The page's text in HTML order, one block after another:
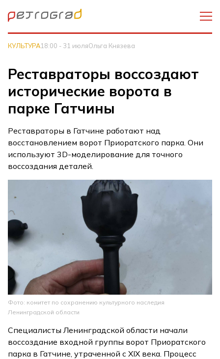
КУЛЬТУРА18:00 - 31 июляОльга Князева
Реставраторы воссоздают
исторические ворота в
парке Гатчины
Реставраторы в Гатчине работают над
восстановлением ворот Приоратского парка. Они
используют 3D-моделирование для точного
воссоздания деталей.
Фото: комитет по сохранению культурного наследия
Ленинградской области
Специалисты Ленинградской области начали
воссоздание входной группы ворот Приоратского
парка в Гатчине, утраченной с XIX века. Процесс